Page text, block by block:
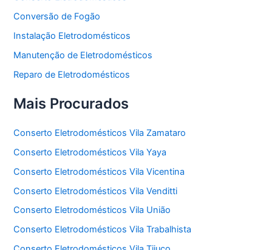
Conversão de Fogão
Instalação Eletrodomésticos
Manutenção de Eletrodomésticos
Reparo de Eletrodomésticos
Mais Procurados
Conserto Eletrodomésticos Vila Zamataro
Conserto Eletrodomésticos Vila Yaya
Conserto Eletrodomésticos Vila Vicentina
Conserto Eletrodomésticos Vila Venditti
Conserto Eletrodomésticos Vila União
Conserto Eletrodomésticos Vila Trabalhista